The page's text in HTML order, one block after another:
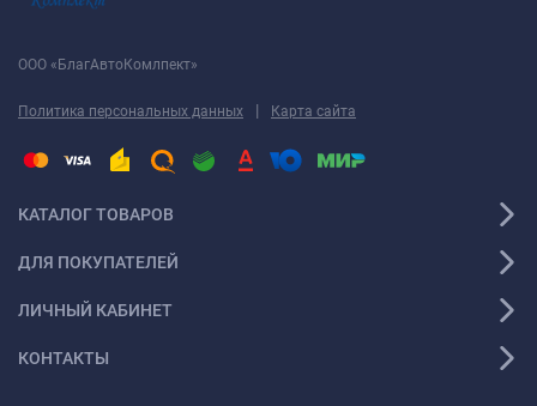
ООО «БлагАвтоКомлпект»
Политика персональных данных | Карта сайта
КАТАЛОГ ТОВАРОВ
ДЛЯ ПОКУПАТЕЛЕЙ
ЛИЧНЫЙ КАБИНЕТ
КОНТАКТЫ